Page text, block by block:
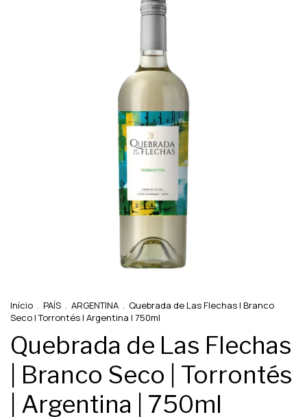
Início . PAÍS . ARGENTINA . Quebrada de Las Flechas | Branco
Seco | Torrontés | Argentina | 750ml
Quebrada de Las Flechas
| Branco Seco | Torrontés
| Argentina | 750ml